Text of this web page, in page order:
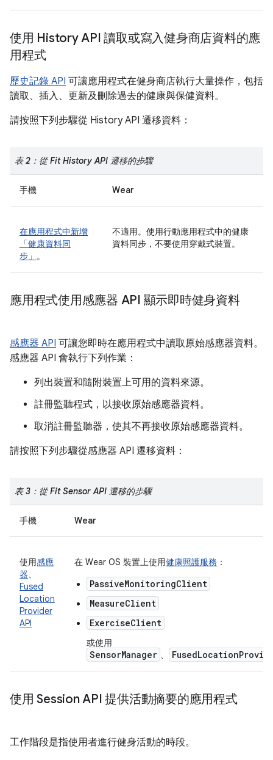
使用 History API 讀取或寫入健身商店資料的應
用程式
歷史記錄 API 可讓應用程式在健身商店執行大量操作，包括
讀取、插入、更新及刪除過去的健康與保健資料。
請按照下列步驟從 History API 遷移資料：
表 2：從 Fit History API 遷移的步驟
手機 Wear
在應用程式中新增
「健康資料同
步」 。
不適用。使用行動應用程式中的健康
資料同步，不要使用穿戴式裝置。
應用程式使用感應器 API 顯示即時健身資料
感應器 API 可讓您即時在應用程式中讀取原始感應器資料。
感應器 API 會執行下列作業：
列出裝置和隨附裝置上可用的資料來源。
註冊監聽程式，以接收原始感應器資料。
取消註冊監聽器，使其不再接收原始感應器資料。
請按照下列步驟從感應器 API 遷移資料：
表 3：從 Fit Sensor API 遷移的步驟
手機 Wear
使用感應
器、
Fused
Location
Provider
API
在 Wear OS 裝置上使用健康照護服務 ：
PassiveMonitoringClient
MeasureClient
ExerciseClient
或使用
SensorManager 、
使用 Session API 提供活動摘要的應用程式
工作階段是指使用者進行健身活動的時段。